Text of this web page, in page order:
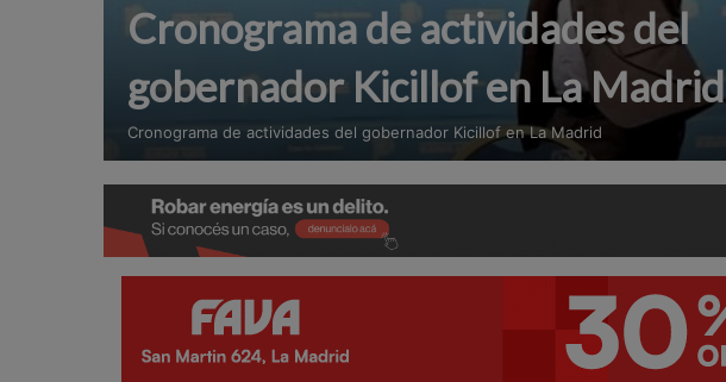
Cronograma de actividades del
gobernador Kicillof en La Madrid
Cronograma de actividades del gobernador Kicillof en La Madrid